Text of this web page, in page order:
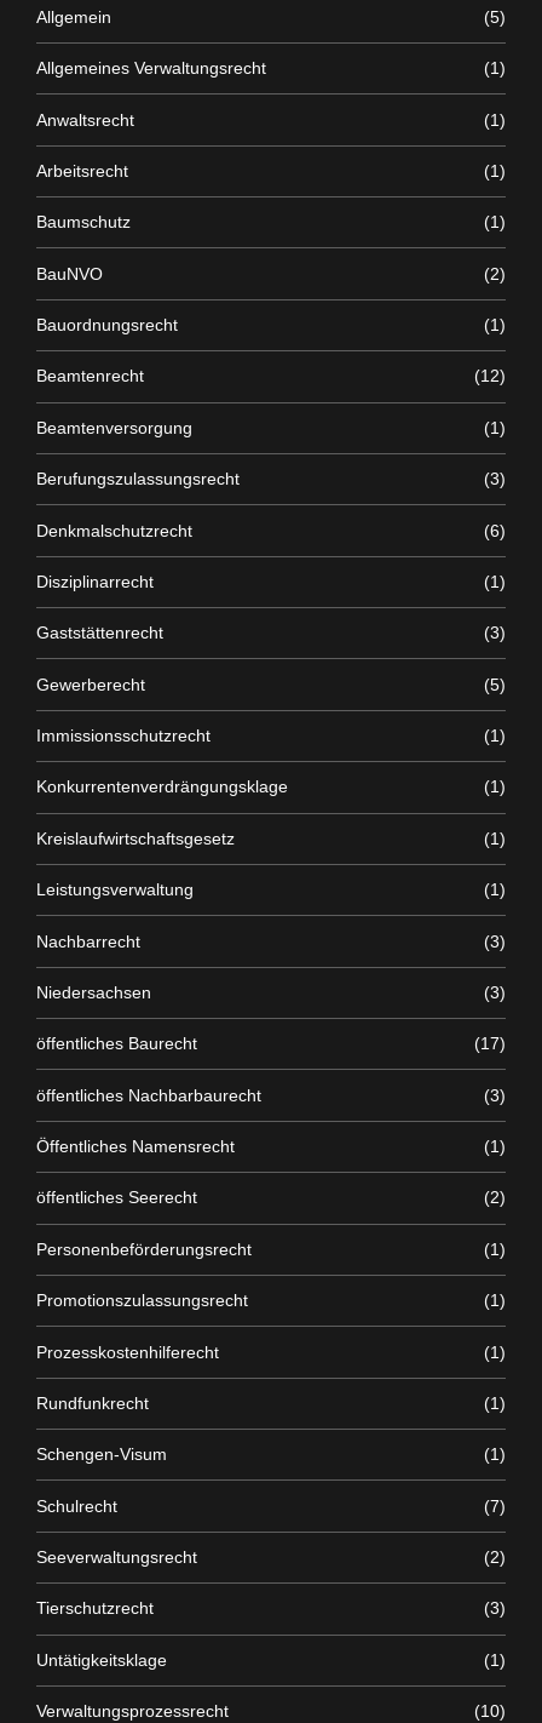
Allgemein (5)
Allgemeines Verwaltungsrecht (1)
Anwaltsrecht (1)
Arbeitsrecht (1)
Baumschutz (1)
BauNVO (2)
Bauordnungsrecht (1)
Beamtenrecht (12)
Beamtenversorgung (1)
Berufungszulassungsrecht (3)
Denkmalschutzrecht (6)
Disziplinarrecht (1)
Gaststättenrecht (3)
Gewerberecht (5)
Immissionsschutzrecht (1)
Konkurrentenverdrängungsklage (1)
Kreislaufwirtschaftsgesetz (1)
Leistungsverwaltung (1)
Nachbarrecht (3)
Niedersachsen (3)
öffentliches Baurecht (17)
öffentliches Nachbarbaurecht (3)
Öffentliches Namensrecht (1)
öffentliches Seerecht (2)
Personenbeförderungsrecht (1)
Promotionszulassungsrecht (1)
Prozesskostenhilferecht (1)
Rundfunkrecht (1)
Schengen-Visum (1)
Schulrecht (7)
Seeverwaltungsrecht (2)
Tierschutzrecht (3)
Untätigkeitsklage (1)
Verwaltungsprozessrecht (10)